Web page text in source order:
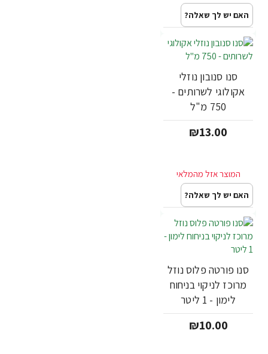
האם יש לך שאלה?
סנו סנובון נוזלי
אקולוגי לשרותים -
750 מ"ל
₪13.00
האם יש לך שאלה?
סנו פורטה פלוס נוזל
מרוכז לניקוי בניחוח
לימון - 1 ליטר
₪10.00